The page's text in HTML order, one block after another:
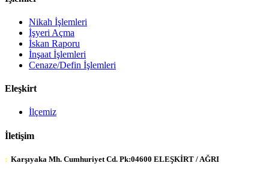
Nikah İşlemleri
İşyeri Açma
İskan Raporu
İnşaat İşlemleri
Cenaze/Defin İşlemleri
Eleşkirt
İlçemiz
İletişim
: Karşıyaka Mh. Cumhuriyet Cd. Pk:04600 ELEŞKİRT / AĞRI